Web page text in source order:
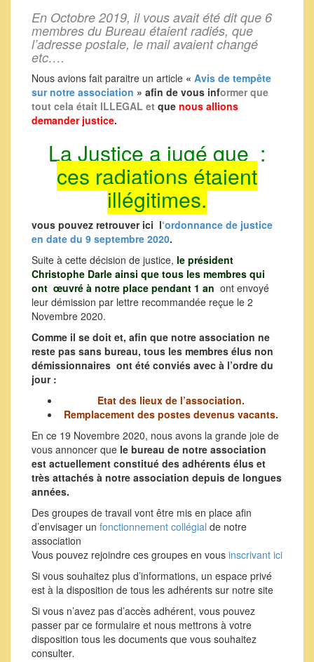
En Octobre 2019, il vous avait été dit que 6
membres du Bureau étaient radiés, que
l’adresse postale, le mail avaient changé
etc….
Nous avions fait paraitre un article « Avis de tempête
sur notre association » afin de vous informer que
tout cela était ILLEGAL et que nous allions
demander justice.
La Justice a jugé que :
ces radiations étaient
illégitimes.
vous pouvez retrouver ici l‘ordonnance de justice
en date du 9 septembre 2020.
Suite à cette décision de justice, le président
Christophe Darle ainsi que tous les membres qui
ont œuvré à notre place pendant 1 an ont envoyé
leur démission par lettre recommandée reçue le 2
Novembre 2020.
Comme il se doit et, afin que notre association ne
reste pas sans bureau, tous les membres élus non
démissionnaires ont été conviés avec à l’ordre du
jour :
Etat des lieux de l’association.
Remplacement des postes devenus vacants.
En ce 19 Novembre 2020, nous avons la grande joie de
vous annoncer que le bureau de notre association
est actuellement constitué des adhérents élus et
très attachés à notre association depuis de longues
années.
Des groupes de travail vont être mis en place afin
d’envisager un fonctionnement collégial de notre
association
Vous pouvez rejoindre ces groupes en vous inscrivant ici
Si vous souhaitez plus d’informations, un espace privé
est à la disposition de tous les adhérents sur notre site
Si vous n’avez pas d’accès adhérent, vous pouvez
passer par ce formulaire et nous mettrons à votre
disposition tous les documents que vous souhaitez
consulter.